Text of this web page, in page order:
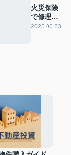
火災保険
で修理で
きる？？
2025.06.23